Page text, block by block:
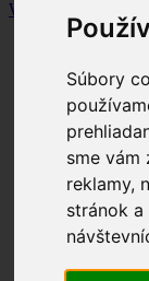
Súbory
sme vám
reklamy,
stránok
WINK TRADE